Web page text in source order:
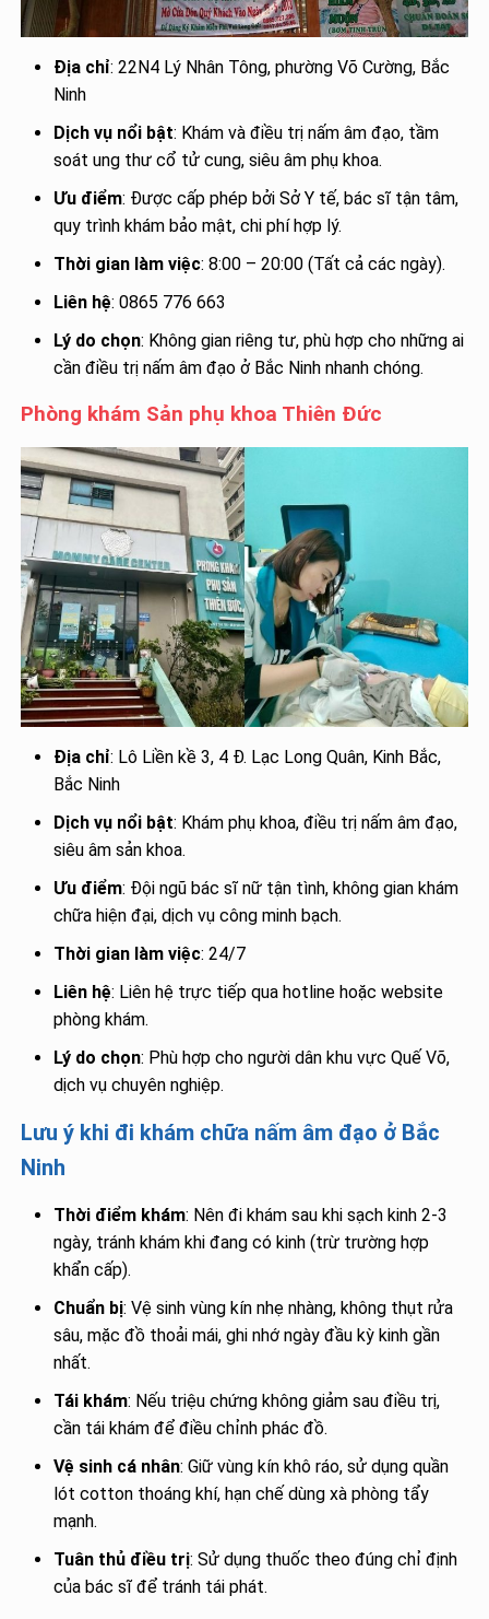
Địa chỉ: 22N4 Lý Nhân Tông, phường Võ Cường, Bắc
Ninh
Dịch vụ nổi bật: Khám và điều trị nấm âm đạo, tầm
soát ung thư cổ tử cung, siêu âm phụ khoa.
Ưu điểm: Được cấp phép bởi Sở Y tế, bác sĩ tận tâm,
quy trình khám bảo mật, chi phí hợp lý.
Thời gian làm việc: 8:00 – 20:00 (Tất cả các ngày).
Liên hệ: 0865 776 663
Lý do chọn: Không gian riêng tư, phù hợp cho những ai
cần điều trị nấm âm đạo ở Bắc Ninh nhanh chóng.
Phòng khám Sản phụ khoa Thiên Đức
Địa chỉ: Lô Liền kề 3, 4 Đ. Lạc Long Quân, Kinh Bắc,
Bắc Ninh
Dịch vụ nổi bật: Khám phụ khoa, điều trị nấm âm đạo,
siêu âm sản khoa.
Ưu điểm: Đội ngũ bác sĩ nữ tận tình, không gian khám
chữa hiện đại, dịch vụ công minh bạch.
Thời gian làm việc: 24/7
Liên hệ: Liên hệ trực tiếp qua hotline hoặc website
phòng khám.
Lý do chọn: Phù hợp cho người dân khu vực Quế Võ,
dịch vụ chuyên nghiệp.
Lưu ý khi đi khám chữa nấm âm đạo ở Bắc
Ninh
Thời điểm khám: Nên đi khám sau khi sạch kinh 2-3
ngày, tránh khám khi đang có kinh (trừ trường hợp
khẩn cấp).
Chuẩn bị: Vệ sinh vùng kín nhẹ nhàng, không thụt rửa
sâu, mặc đồ thoải mái, ghi nhớ ngày đầu kỳ kinh gần
nhất.
Tái khám: Nếu triệu chứng không giảm sau điều trị,
cần tái khám để điều chỉnh phác đồ.
Vệ sinh cá nhân: Giữ vùng kín khô ráo, sử dụng quần
lót cotton thoáng khí, hạn chế dùng xà phòng tẩy
mạnh.
Tuân thủ điều trị: Sử dụng thuốc theo đúng chỉ định
của bác sĩ để tránh tái phát.